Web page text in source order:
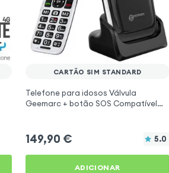
CARTÃO SIM STANDARD
Telefone para idosos Válvula
Geemarc + botão SOS Compatível
149,90 € 5.0
ADICIONAR